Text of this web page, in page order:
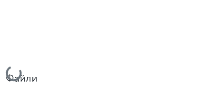
Вантажиться...
Файли